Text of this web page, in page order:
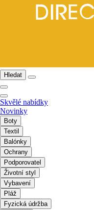
Hledat
Skvělé nabídky
Novinky
Boty
Textil
Balónky
Ochrany
Podporovatel
Životní styl
Vybavení
Pláž
Fyzická údržba